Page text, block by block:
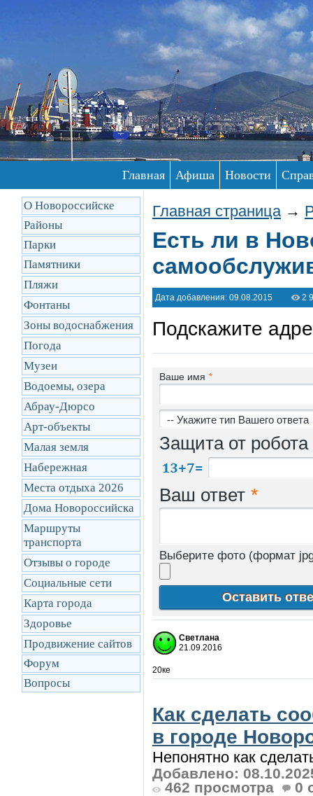
Главная Афиша Новости
О Новороссийске
Районы
Парки
Памятники
Пляжи
Фонтаны
Зоны водоснабжения
Погода
Музеи
Водоемы, озера
Абрау-Дюрсо
Арт-объекты
Малая земля
Набережная
Места отдыха 2026
Дома Новороссийска
Маршруты
транcпорта
Отзывы о городе
Социальные сети
Карта города
Здоровье
Продвижение сайтов
Форум
Вопросы
Главная страница →
Есть ли в
Дата добавления: 09.08.2015 2
Подскажите
Ваше имя *
Защита от робота
Ваш ответ *
Выберите фото (формат
Светлана
21.09.2016
20ке
Как сделать
в городе
Непонятно как
Добавлено:
462 просмотра
0